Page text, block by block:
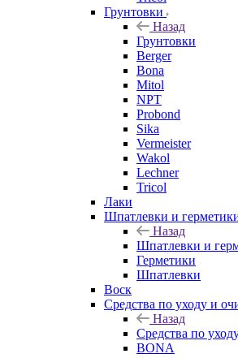
Грунтовки
Назад
Грунтовки
Berger
Bona
Mitol
NPT
Probond
Sika
Vermeister
Wakol
Lechner
Tricol
Лаки
Шпатлевки и
Назад
Шпатлевки и
Герметики
Шпатлевки
Воск
Средства по уходу и
Назад
Средства по
BONA